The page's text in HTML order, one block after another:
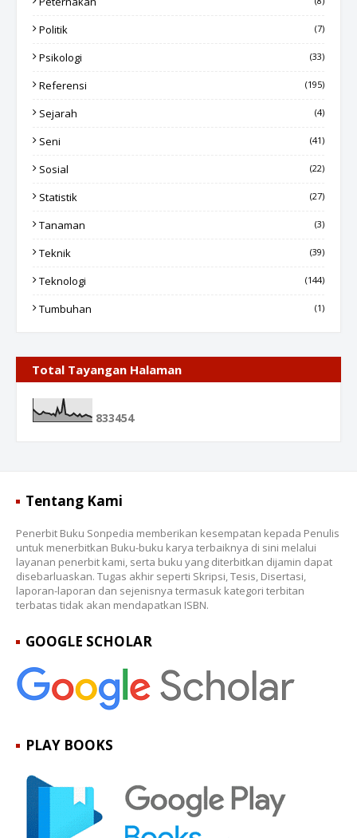
Politik (7)
Psikologi (33)
Referensi (195)
Sejarah (4)
Seni (41)
Sosial (22)
Statistik (27)
Tanaman (3)
Teknik (39)
Teknologi (144)
Tumbuhan (1)
Total Tayangan Halaman
833454
Tentang Kami
Penerbit Buku Sonpedia memberikan kesempatan kepada Penulis
untuk menerbitkan Buku-buku karya terbaiknya di sini melalui
layanan penerbit kami, serta buku yang diterbitkan dijamin dapat
disebarluaskan. Tugas akhir seperti Skripsi, Tesis, Disertasi,
laporan-laporan dan sejenisnya termasuk kategori terbitan
terbatas tidak akan mendapatkan ISBN.
GOOGLE SCHOLAR
PLAY BOOKS